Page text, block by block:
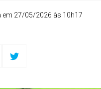
em 27/05/2026 às 10h17